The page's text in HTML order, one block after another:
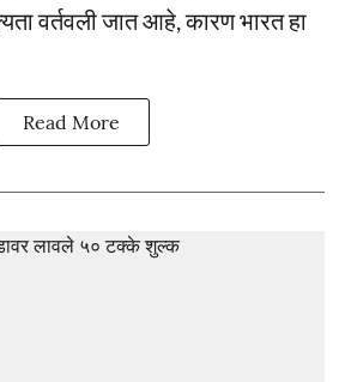
वर्तवली जात आहे, कारण भारत हा
Read More